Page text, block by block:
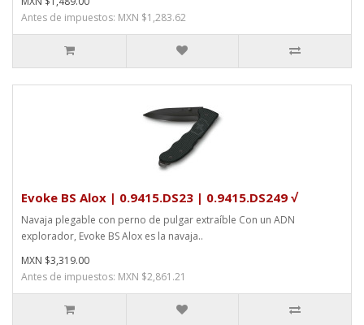
Antes de impuestos: MXN $1,283.62
Evoke BS Alox | 0.9415.DS23 | 0.9415.DS249 √
Navaja plegable con perno de pulgar extraíble Con un ADN
explorador, Evoke BS Alox es la navaja..
MXN $3,319.00
Antes de impuestos: MXN $2,861.21